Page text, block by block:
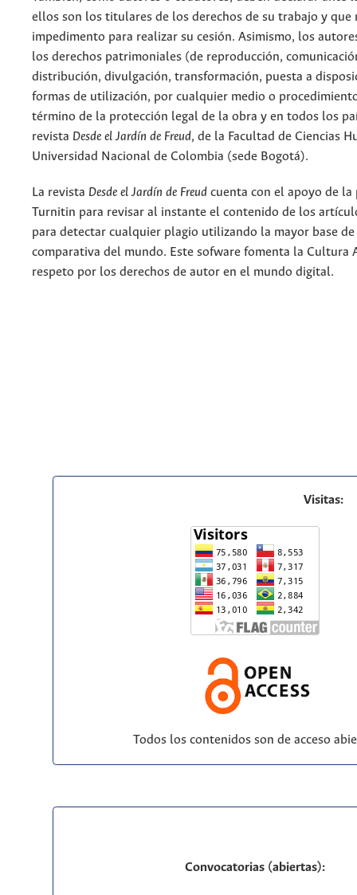
ellos son los titulares de los derechos de su trabajo y que
impedimento para realizar su cesión. Asimismo, los
los derechos patrimoniales (de reproducción,
distribución, divulgación, transformación, puesta a
formas de utilización, por cualquier medio o
término de la protección legal de la obra y en todos los
revista Desde el Jardín de Freud, de la Facultad de Ciencias
Universidad Nacional de Colombia (sede Bogotá).
La revista Desde el Jardín de Freud cuenta con el apoyo de
Turnitin para revisar al instante el contenido de los
para detectar cualquier plagio utilizando la mayor base
comparativa del mundo. Este sofware fomenta la Cultura
respeto por los derechos de autor en el mundo digital.
Visitas:
Todos los contenidos son de acceso
Convocatorias (abiertas):